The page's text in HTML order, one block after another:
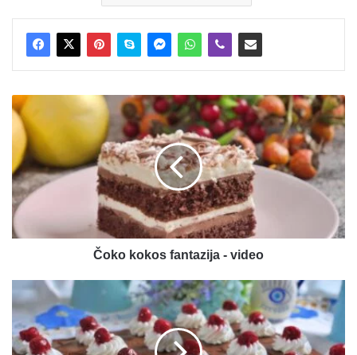
Čoko
kokos
fantazija
video
Čoko kokos fantazija - video
Švarcvald
kocke